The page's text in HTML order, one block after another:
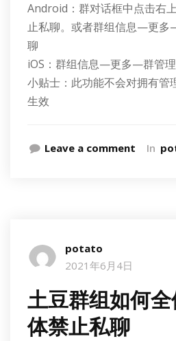
Android：群对话框中点击右
止私聊。或者群组信息—更
聊
iOS：群组信息—更多—群管
小贴士：此功能不会对拥有管
生效
Leave a comment In
potato
2021年6月4日
土豆群组如何
体禁止私聊